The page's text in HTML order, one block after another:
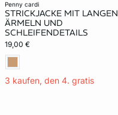
penny cardi
STRICKJACKE MIT LANGEN
ÄRMELN UND
SCHLEIFENDETAILS
19,00 €
3 kaufen, den 4. gratis